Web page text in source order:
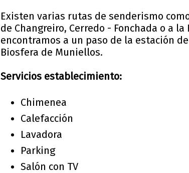
Existen varias rutas de senderismo
de Changreiro, Cerredo - Fonchada o a
encontramos a un paso de la estación
Biosfera de Muniellos.
Servicios establecimiento:
Chimenea
Calefacción
Lavadora
Parking
Salón con TV